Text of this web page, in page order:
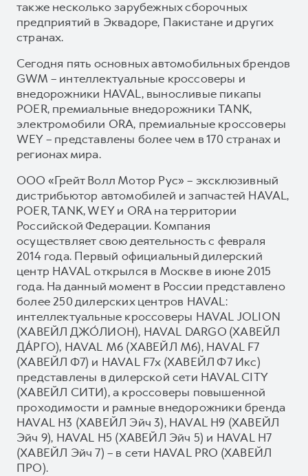
также несколько зарубежных сборочных
предприятий в Эквадоре, Пакистане и других
странах.
Сегодня пять основных автомобильных брендов
GWM – интеллектуальные кроссоверы и
внедорожники HAVAL, выносливые пикапы
POER, премиальные внедорожники TANK,
электромобили ORA, премиальные кроссоверы
WEY – представлены более чем в 170 странах и
регионах мира.
ООО «Грейт Волл Мотор Рус» – эксклюзивный
дистрибьютор автомобилей и запчастей HAVAL,
POER, TANK, WEY и ORA на территории
Российской Федерации. Компания
осуществляет свою деятельность с февраля
2014 года. Первый официальный дилерский
центр HAVAL открылся в Москве в июне 2015
года. На данный момент в России представлено
более 250 дилерских центров HAVAL:
интеллектуальные кроссоверы HAVAL JOLION
(ХАВЕЙЛ ДЖО́ЛИОН), HAVAL DARGO (ХАВЕЙЛ
ДА́РГО), HAVAL М6 (ХАВЕЙЛ M6), HAVAL F7
(ХАВЕЙЛ Ф7) и HAVAL F7x (ХАВЕЙЛ Ф7 Икс)
представлены в дилерской сети HAVAL CITY
(ХАВЕЙЛ СИТИ), а кроссоверы повышенной
проходимости и рамные внедорожники бренда
HAVAL H3 (ХАВЕЙЛ Эйч 3), HAVAL H9 (ХАВЕЙЛ
Эйч 9), HAVAL H5 (ХАВЕЙЛ Эйч 5) и HAVAL H7
(ХАВЕЙЛ Эйч 7) – в сети HAVAL PRO (ХАВЕЙЛ
ПРО).